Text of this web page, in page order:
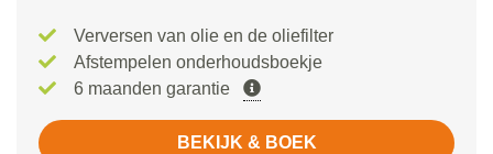
Verversen van olie en de oliefilter
Afstempelen onderhoudsboekje
6 maanden garantie
BEKIJK & BOEK